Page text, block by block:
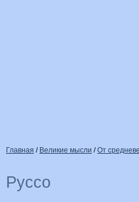
Главная / Великие мысли /От
Руссо